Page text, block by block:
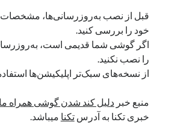
قبل از نصب به‌روزرسانی‌ها،
خود را بررسی کنید.
اگر گوشی شما قدیمی است،
را نصب نکنید.
از نسخه‌های سبک‌تر اپلیکیشن‌ها
منبع خبردلیل کند شدن گوشی همراه
خبری تکنا به آدرستکنا میباشد.